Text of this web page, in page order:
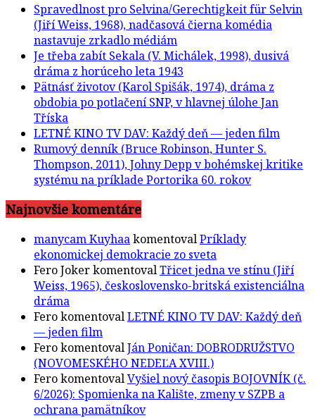
Spravedlnost pro Selvina/Gerechtigkeit für Selvin
(Jiří Weiss, 1968), nadčasová čierna komédia
nastavuje zrkadlo médiám
Je třeba zabít Sekala (V. Michálek, 1998), dusivá
dráma z horúceho leta 1943
Pätnásť životov (Karol Spišák, 1974), dráma z
obdobia po potlačení SNP, v hlavnej úlohe Jan
Tříska
LETNÉ KINO TV DAV: Každý deň — jeden film
Rumový denník (Bruce Robinson, Hunter S.
Thompson, 2011), Johny Depp v bohémskej kritike
systému na príklade Portorika 60. rokov
Najnovšie komentáre
manycam KuyhaakomentovalPríklady
ekonomickej demokracie zo sveta
Fero JokerkomentovalTřicet jedna ve stínu (Jiří
Weiss, 1965), československo-britská existenciálna
dráma
FerokomentovalLETNÉ KINO TV DAV: Každý deň
— jeden film
FerokomentovalJán Poničan: DOBRODRUŽSTVO
(NOVOMESKÉHO NEDEĽA XVIII.)
FerokomentovalVyšiel nový časopis BOJOVNÍK (č.
6/2026): Spomienka na Kalište, zmeny v SZPB a
ochrana pamätníkov